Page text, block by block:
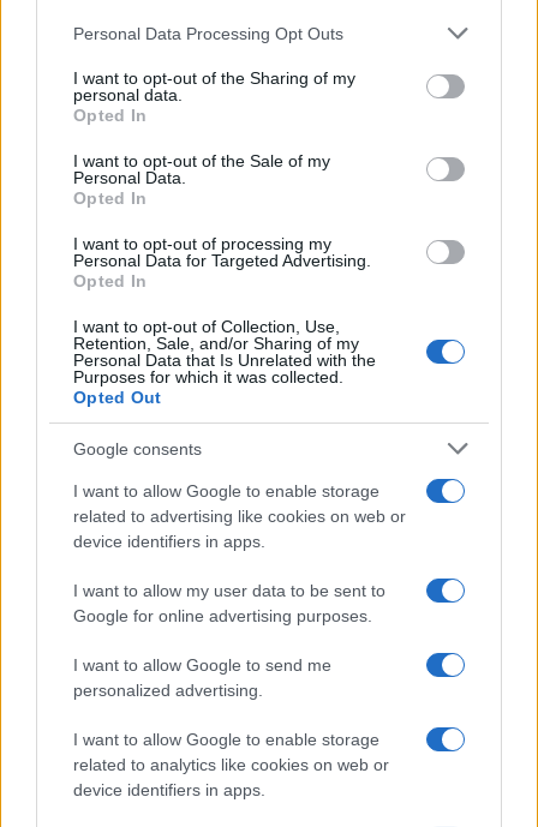
Personal Data Processing Opt Outs
I want to opt-out of the Sharing of my
personal data.
Opted In
I want to opt-out of the Sale of my
Personal Data.
Opted In
I want to opt-out of processing my
Personal Data for Targeted Advertising.
Opted In
I want to opt-out of Collection, Use,
Retention, Sale, and/or Sharing of my
Personal Data that Is Unrelated with the
Purposes for which it was collected.
Opted Out
Google consents
I want to allow Google to enable storage
related to advertising like cookies on web or
device identifiers in apps.
I want to allow my user data to be sent to
Google for online advertising purposes.
I want to allow Google to send me
personalized advertising.
I want to allow Google to enable storage
related to analytics like cookies on web or
device identifiers in apps.
Il Financial Times, a questo proposito, rileva
anche come la Franklin Templeton Investments,
società di investimenti globale statunitense, abbia
basato su blockchain già lo scorso anno in USA.
Le criptovalute sono ormai una realtà in molti
ambiti e in molti paesi. Proprio per questo, la
società di investimento e molte istituzioni
finanziare ad utilizzare fondi basati proprio su
criptovalute e blockchain.
Secondo il rapporto della United Nations
Conference On Trade And Development
pubblicato a giugno 2022, inoltre, la pandemia ha
allargato esponenzialmente la base di possessori
abbiamo pubblicatoinsieme al rapporto della
United Nations Conference On Trade And
Development.